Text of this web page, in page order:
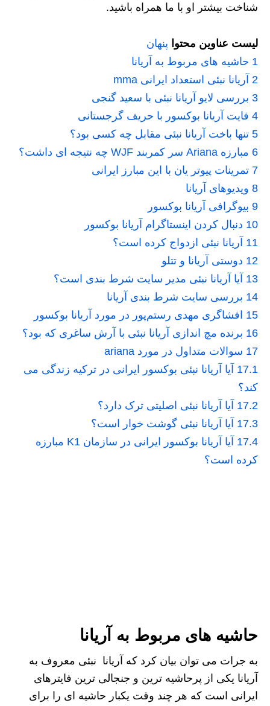
شناخت بیشتر او با ما همراه باشید.
لیست عناوین محتوا پنهان
1 حاشیه های مربوط به آریانا
2 آریانا نبئی استعداد ایرانی mma
3 بررسی لایو آریانا نبئی با سعید گنجی
4 فایت آریانا بوکسور با حریف گرجستانی
5 تنها باخت آریانا نبئی مقابل چه کسی بود؟
6 مبارزه Ariana سر کمربند WJF چه نتیجه ای داشت؟
7 تمرینات پیوتر یان با این مبارز ایرانی
8 ویدیوهای آریانا
9 بیوگرافی آریانا بوکسور
10 دنبال کردن اینستاگرام آریانا بوکسور
11 آریانا نبئی ازدواج کرده است؟
12 دوستی آریانا و تتلو
13 آیا آریانا نبئی مدیر سایت شرط بندی است؟
14 بررسی سایت شرط بندی آریانا
15 افشاگری مهدی رستم‌پور در مورد آریانا بوکسور
16 برنده مچ اندازی آریانا نبئی با آرش ساغری که بود؟
17 سوالات متداول در مورد ariana
17.1 آیا آریانا نبئی بوکسور ایرانی در ترکیه زندگی می
کند؟
17.2 آیا آریانا نبئی اصلیتی ترک دارد؟
17.3 آیا آریانا نبئی گوشت خوار است؟
17.4
آیا آریانا بوکسور ایرانی در سازمان K1 مبارزه
کرده است؟
حاشیه های مربوط به آریانا
به جرات می‌ توان بیان کرد که آریانا نبئی معروف به
آریانا یکی از پرحاشیه‌ ترین و جنجالی‌ ترین فایترهای
ایرانی است که هر چند وقت یکبار حاشیه‌ ای را برای